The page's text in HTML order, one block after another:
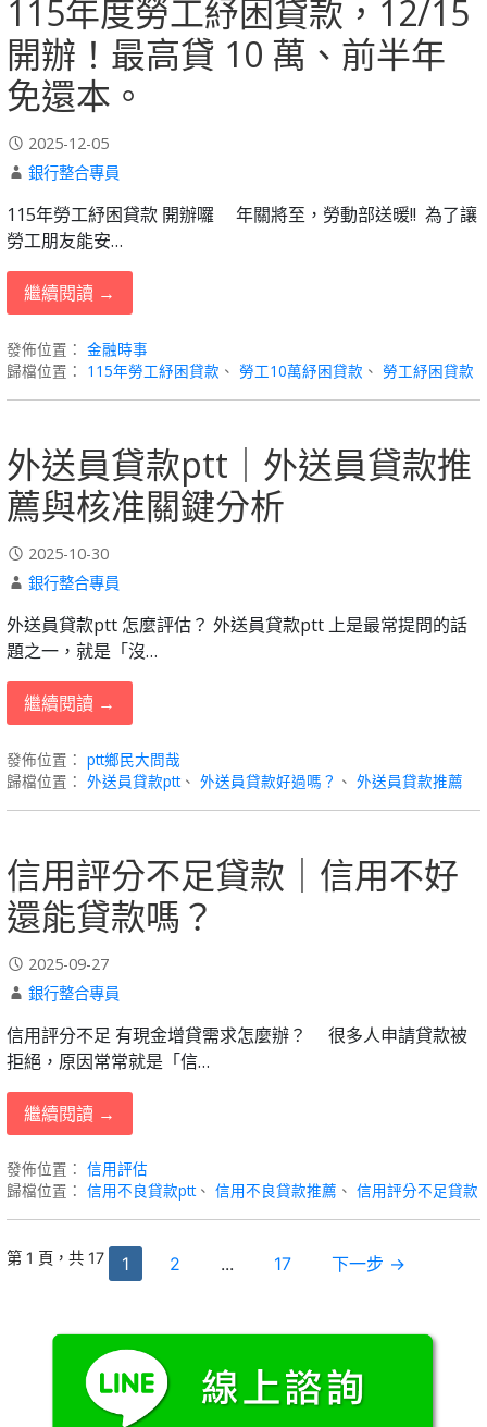
115年度勞工紓困貸款，12/15
開辦！最高貸 10 萬、前半年
免還本。
2025-12-05
銀行整合專員
115年勞工紓困貸款 開辦囉 ⠀ 年關將至，勞動部送暖!! 為了讓
勞工朋友能安…
繼續閱讀 →
發佈位置：金融時事
歸檔位置： 115年勞工紓困貸款 、勞工10萬紓困貸款 、勞工紓困貸款
外送員貸款ptt｜外送員貸款推
薦與核准關鍵分析
2025-10-30
銀行整合專員
外送員貸款ptt 怎麼評估？ 外送員貸款ptt 上是最常提問的話
題之一，就是「沒…
繼續閱讀 →
發佈位置：ptt鄉民大問哉
歸檔位置：外送員貸款ptt、外送員貸款好過嗎？ 、外送員貸款推薦
信用評分不足貸款｜信用不好
還能貸款嗎？
2025-09-27
銀行整合專員
信用評分不足 有現金增貸需求怎麼辦？ ⠀ 很多人申請貸款被
拒絕，原因常常就是「信…
繼續閱讀 →
發佈位置：信用評估
歸檔位置：信用不良貸款ptt、信用不良貸款推薦 、信用評分不足貸款
文
第 1 頁，共 17 1 2 ... 17 下一步 →